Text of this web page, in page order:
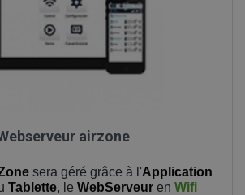
airzone
sera géré grâce à l'Application
Tablette, le WebServeur en Wifi